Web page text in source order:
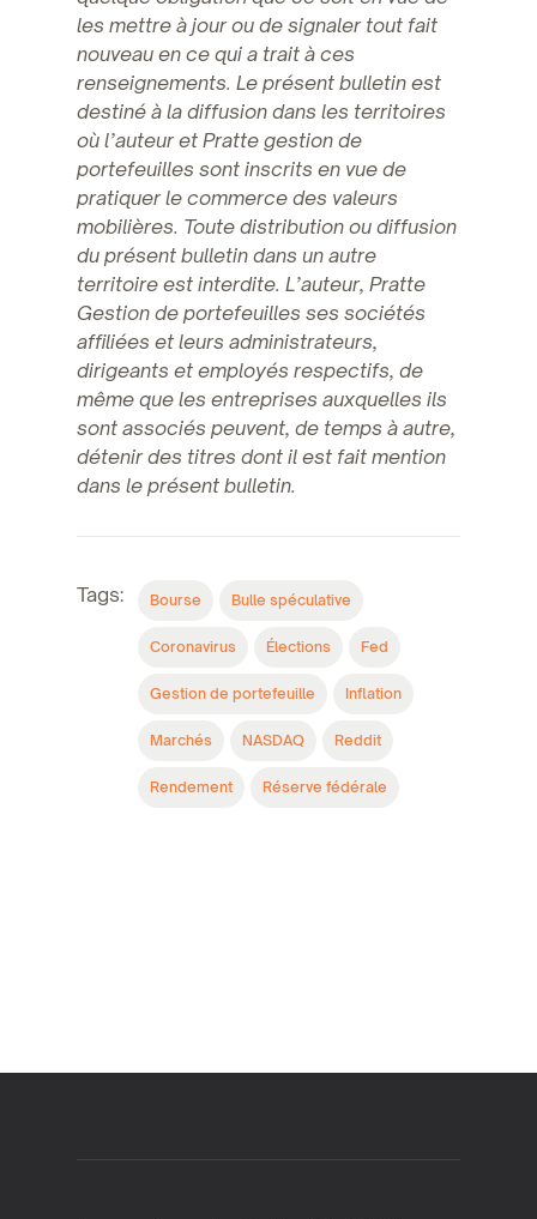
les mettre à jour ou de signaler tout fait
nouveau en ce qui a trait à ces
renseignements. Le présent bulletin est
destiné à la diffusion dans les territoires
où l’auteur et Pratte gestion de
portefeuilles sont inscrits en vue de
pratiquer le commerce des valeurs
mobilières. Toute distribution ou diffusion
du présent bulletin dans un autre
territoire est interdite. L’auteur, Pratte
Gestion de portefeuilles ses sociétés
affiliées et leurs administrateurs,
dirigeants et employés respectifs, de
même que les entreprises auxquelles ils
sont associés peuvent, de temps à autre,
détenir des titres dont il est fait mention
dans le présent bulletin.
Tags: Bourse Bulle spéculative
Coronavirus Élections Fed
Gestion de portefeuille Inflation
Marchés NASDAQ Reddit
Rendement Réserve fédérale